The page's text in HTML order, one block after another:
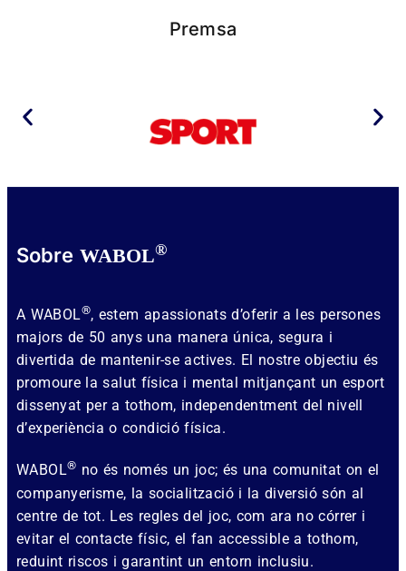
Premsa
Sobre WABOL®
A WABOL®, estem apassionats d’oferir a les persones
majors de 50 anys una manera única, segura i
divertida de mantenir-se actives. El nostre objectiu és
promoure la salut física i mental mitjançant un esport
dissenyat per a tothom, independentment del nivell
d’experiència o condició física.
WABOL® no és només un joc; és una comunitat on el
companyerisme, la socialització i la diversió són al
centre de tot. Les regles del joc, com ara no córrer i
evitar el contacte físic, el fan accessible a tothom,
reduint riscos i garantint un entorn inclusiu.